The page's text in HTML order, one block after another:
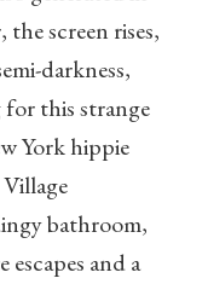
screen rises,
darkness,
this strange
York hippie
bathroom,
and a